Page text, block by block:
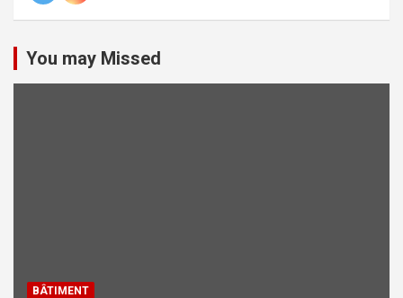
You may Missed
BÂTIMENT